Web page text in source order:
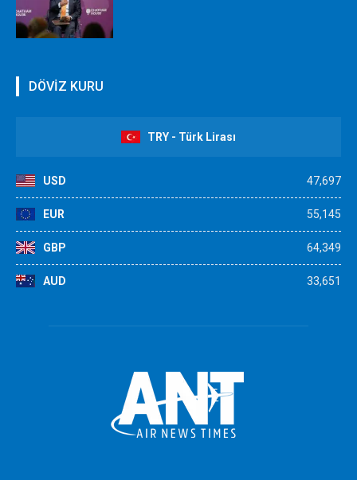
DÖVİZ KURU
TRY - Türk Lirası
USD 47,697
EUR 55,145
GBP 64,349
AUD 33,651